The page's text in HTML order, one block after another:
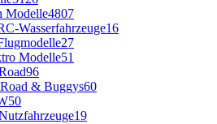
Modelle4807
Wasserfahrzeuge16
27
Modelle51
96
& Buggys60
50
19